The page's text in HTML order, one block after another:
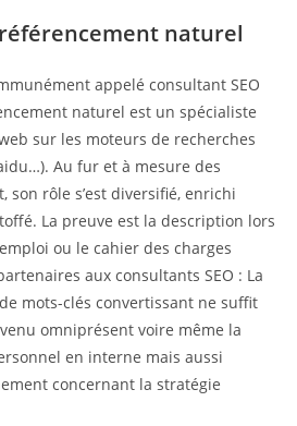
naturel
appelé consultant SEO
naturel est un spécialiste
sur les moteurs de recherches
Au fur et à mesure des
son rôle s’est diversifié, enrichi
La preuve est la description lors
ou le cahier des charges
aux consultants SEO : La
mots-clés convertissant ne suffit
omniprésent voire même la
en interne mais aussi
concernant la stratégie